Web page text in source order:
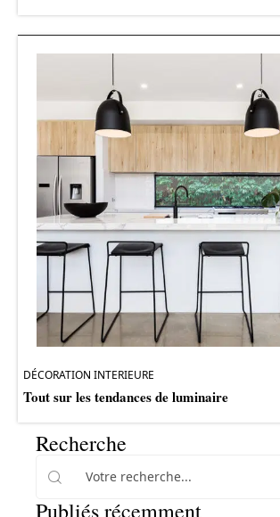
DÉCORATION INTERIEURE
Tout sur les tendances de luminaire
Recherche
Publiés récemment